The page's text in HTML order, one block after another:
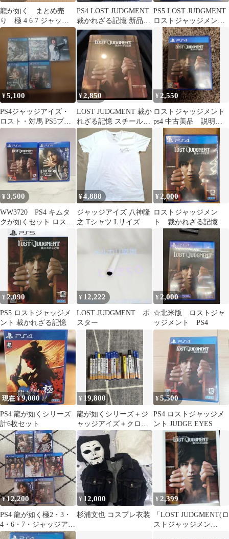
龍が如く まとめ売
り 極 4 6 7 ジャッジ
アイズ 死神の遺言
キムタク
PS4 LOST JUDGMENT
裁かれざる記憶 新品未
開封
PS5 LOST JUDGMENT
ロストジャッジメント
裁かれざる記憶
¥5,100
PS4ジャッジアイズ・
ロスト・対馬 PS5プロ
スピ2024-2025
¥2,850
LOST JUDGMENT 裁か
れざる記憶 スチールブ
ックケース
¥ 2,550
ロストジャッジメント
ps4 中古美品 説明書
¥3,500
WW3720 PS4 キムタ
クが如くセット ロスト
ジャッジメント ジャッ
ジアイズ
¥4,888
ジャッジアイズ 八神隆
之 Tシャツ Lサイズ
¥ 2,000
ロストジャッジメン
ト 裁かれざる記憶
¥2,090
PS5 ロストジャッジメ
ント 裁かれざる記憶
¥ 12,222
LOST JUDGMENT ポ
スター
¥2,000
☆北米版 ロストジャ
ッジメント PS4
現在 ¥9,000
PS4 龍が如くシリーズ
計6枚セット
¥ 19,800
龍が如くシリーズ＋ジ
ャッジアイズ＋クロヒ
ョウ＋バイナリードメ
イン まとめ売り
¥5,500
PS4 ロストジャッジメ
ント JUDGE EYES
¥12,200
PS4 龍が如く極2・3・
4・6・7・ジャッジアイ
ズ・ロストジャッジメ
¥ 12,000
杉浦文也 コスプレ衣装
¥ 2,399
「LOST JUDGMENT(ロ
ストジャッジメン